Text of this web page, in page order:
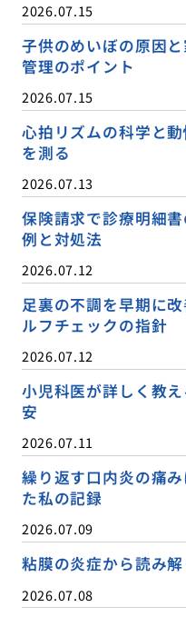
2026.07.15
子供のめいぼの原因
管理のポイント
2026.07.15
心拍リズムの科学と
を測る
2026.07.13
保険請求で診療明細
例と対処法
2026.07.12
足裏の不調を早期に
ルフチェックの指針
2026.07.12
小児科医が詳しく教
安
2026.07.11
繰り返す口内炎の痛
た私の記録
2026.07.09
粘膜の炎症から読み
2026.07.08